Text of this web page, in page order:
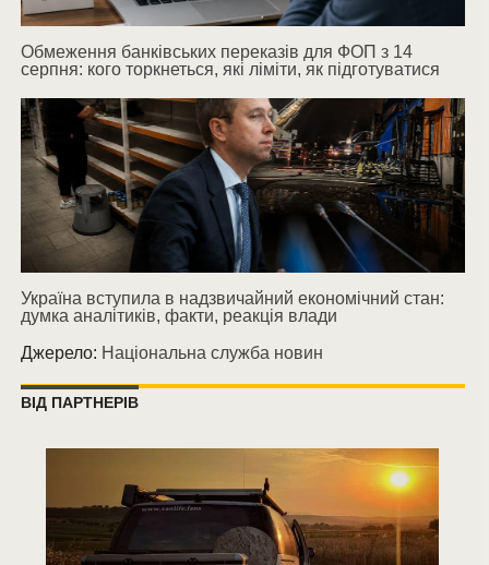
Обмеження банківських переказів для ФОП з 14
серпня: кого торкнеться, які ліміти, як підготуватися
Україна вступила в надзвичайний економічний стан:
думка аналітиків, факти, реакція влади
Джерело: Національна служба новин
ВІД ПАРТНЕРІВ